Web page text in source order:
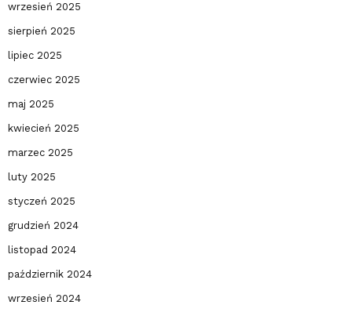
wrzesień 2025
sierpień 2025
lipiec 2025
czerwiec 2025
maj 2025
kwiecień 2025
marzec 2025
luty 2025
styczeń 2025
grudzień 2024
listopad 2024
październik 2024
wrzesień 2024